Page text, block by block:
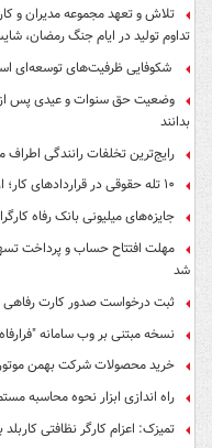
تلاش و تعهد مجموعه مدیران و
تداوم تولید در ایام جنگ رمضان،
شکوفایی ظرفیت‌های توسعه‌ای
وضعیت حق سنوات و عیدی پس از
بدانند
رایج‌ترین تخلفات رانندگی اطراف
۱۰ تله حقوقی در قراردادهای کار؛ از بیمه اجباری تا سفیدامضاء خطرناک
جایزه‌های میلیونی بانک رفاه
شد
ثبت درخواست صدور کارت رفاهی
نسخه مبتنی بر وب سامانه
خرید محصولات شرکت بهمن موتور
راه اندازی ابزار نحوه محاسبه
تمیزک: اعزام کارگر نظافتی